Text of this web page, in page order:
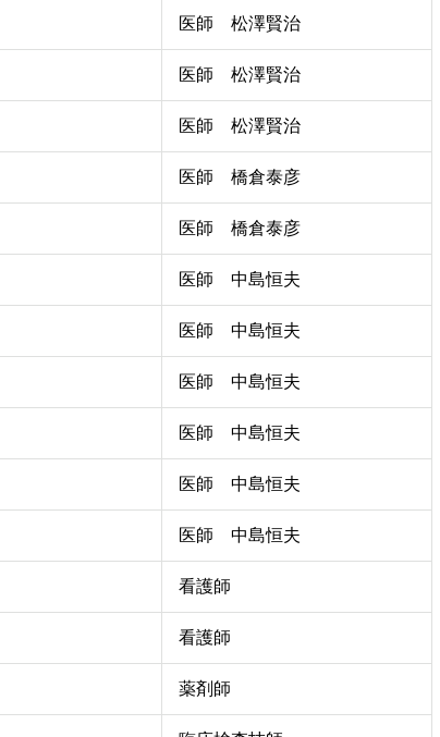
医師 松澤賢治
医師 松澤賢治
医師 松澤賢治
医師 橋倉泰彦
医師 橋倉泰彦
医師 中島恒夫
医師 中島恒夫
医師 中島恒夫
医師 中島恒夫
医師 中島恒夫
医師 中島恒夫
看護師
看護師
薬剤師